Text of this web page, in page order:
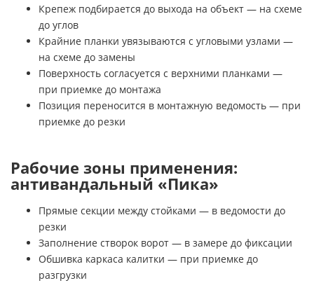
Крепеж подбирается до выхода на объект — на схеме
до углов
Крайние планки увязываются с угловыми узлами —
на схеме до замены
Поверхность согласуется с верхними планками —
при приемке до монтажа
Позиция переносится в монтажную ведомость — при
приемке до резки
Рабочие зоны применения:
антивандальный «Пика»
Прямые секции между стойками — в ведомости до
резки
Заполнение створок ворот — в замере до фиксации
Обшивка каркаса калитки — при приемке до
разгрузки